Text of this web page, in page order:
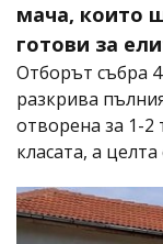
мача, които
готови за
Отборът събра
разкрива
отворена за 1-2
класата, а